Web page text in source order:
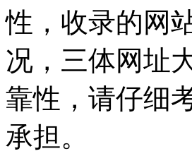
性，收录的网
况，三体网址
靠性，请仔细
承担。